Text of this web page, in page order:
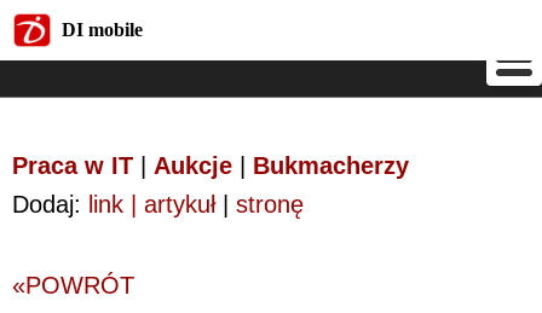
DI mobile
Praca w IT Aukcje
Bukmacherzy
Dodaj: link | artykuł| stronę
«POWRÓT
DI mobile